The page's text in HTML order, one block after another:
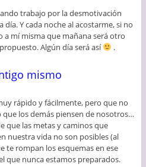
trabajo por la desmotivación
Y cada noche al acostarme, si no
mí misma que mañana será otro
Algún día será así
.
mismo
rápido y fácilmente, pero que no
que los demás piensen de nosotros…
que las metas y caminos que
nuestra vida no son posibles (al
te rompan los esquemas en ese
que nunca estamos preparados.